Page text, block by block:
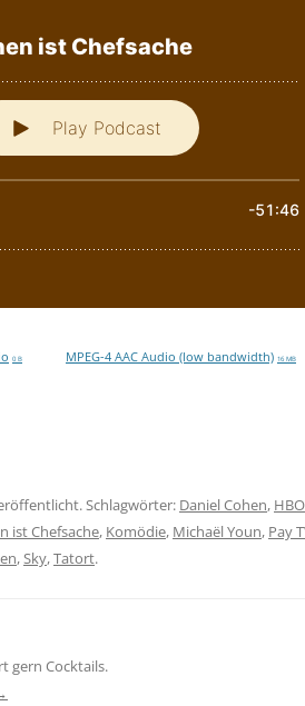
0 B MPEG-4 AAC Audio (low bandwidth) 16 MB
Schlagwörter: Daniel Cohen, HBO
ist Chefsache, Komödie, Michaël Youn, Pay
,Sky,Tatort.
gern Cocktails.